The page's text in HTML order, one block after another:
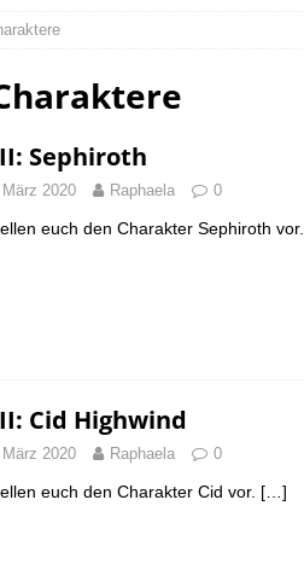
Sephiroth
2020 Raphaela 0
euch den Charakter Sephiroth vor.
Cid Highwind
2020 Raphaela 0
euch den Charakter Cid vor. […]